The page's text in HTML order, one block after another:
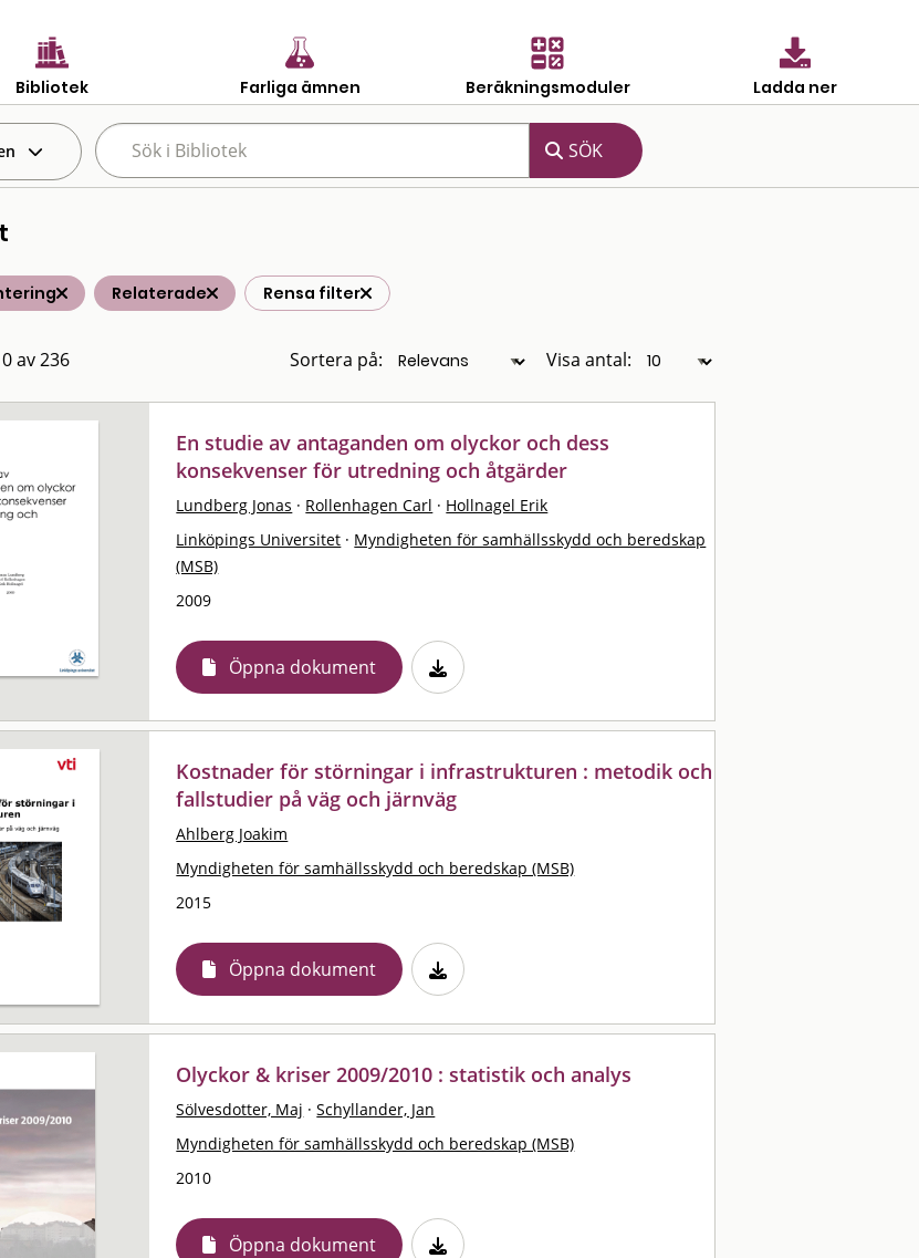
Bibliotek Farliga ämnen Beräkningsmoduler Ladda ner
Relaterade Rensa filter
av 236 Sortera på: Visa antal:
En studie av antaganden om olyckor och dess
konsekvenser för utredning och åtgärder
Lundberg Jonas · Rollenhagen Carl · Hollnagel Erik
Linköpings Universitet · Myndigheten för samhällsskydd och beredskap
(MSB)
2009
Öppna dokument
Kostnader för störningar i infrastrukturen : metodik och
fallstudier på väg och järnväg
Ahlberg Joakim
Myndigheten för samhällsskydd och beredskap (MSB)
2015
Öppna dokument
Olyckor & kriser 2009/2010 : statistik och analys
Sölvesdotter, Maj · Schyllander, Jan
Myndigheten för samhällsskydd och beredskap (MSB)
2010
Öppna dokument